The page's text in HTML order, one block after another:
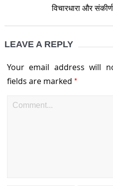
विचारधारा और
LEAVE A REPLY
Your email address will
fields are marked *